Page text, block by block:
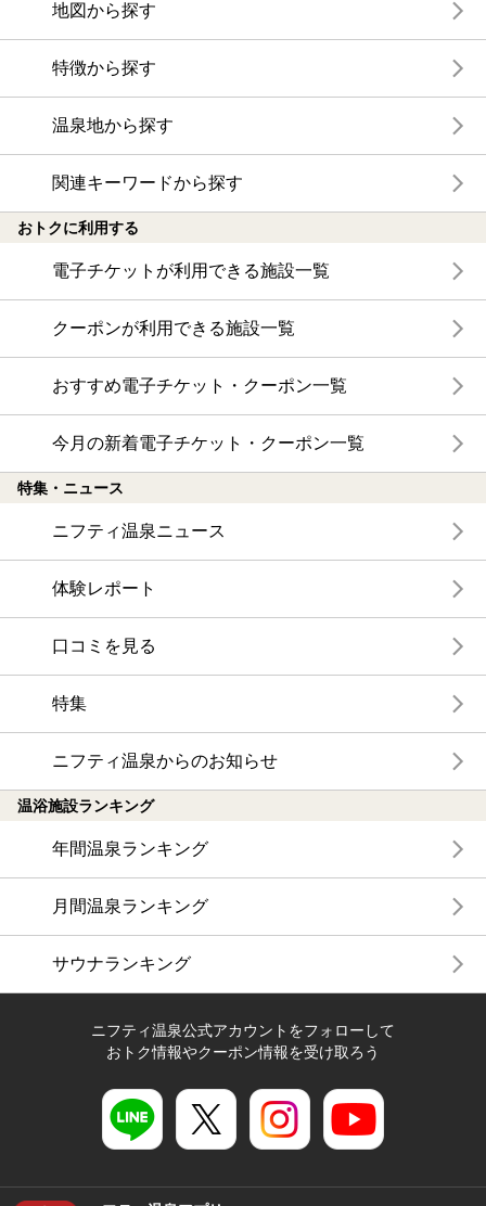
地図から探す
特徴から探す
温泉地から探す
関連キーワードから探す
おトクに利用する
電子チケットが利用できる施設一覧
クーポンが利用できる施設一覧
おすすめ電子チケット・クーポン一覧
今月の新着電子チケット・クーポン一覧
特集・ニュース
ニフティ温泉ニュース
体験レポート
口コミを見る
特集
ニフティ温泉からのお知らせ
温浴施設ランキング
年間温泉ランキング
月間温泉ランキング
サウナランキング
ニフティ温泉公式アカウントをフォローして
おトク情報やクーポン情報を受け取ろう